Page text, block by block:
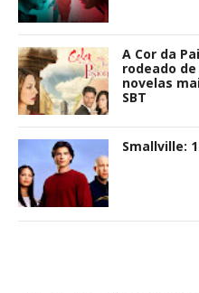
A Cor da
rodeado
novelas
SBT
Smallville: